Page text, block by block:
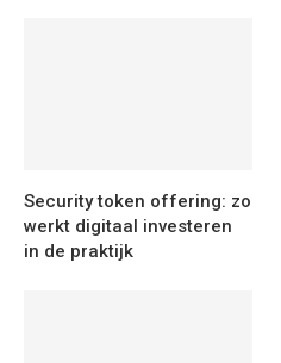
Security token offering: zo
werkt digitaal investeren
in de praktijk